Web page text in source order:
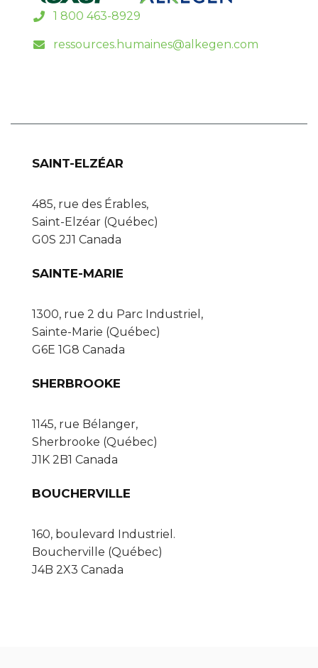
1 800 463-8929
ressources.humaines@alkegen.com
SAINT-ELZÉAR
485, rue des Érables,
Saint-Elzéar (Québec)
G0S 2J1 Canada
SAINTE-MARIE
1300, rue 2 du Parc Industriel,
Sainte-Marie (Québec)
G6E 1G8 Canada
SHERBROOKE
1145, rue Bélanger,
Sherbrooke (Québec)
J1K 2B1 Canada
BOUCHERVILLE
160, boulevard Industriel.
Boucherville (Québec)
J4B 2X3 Canada